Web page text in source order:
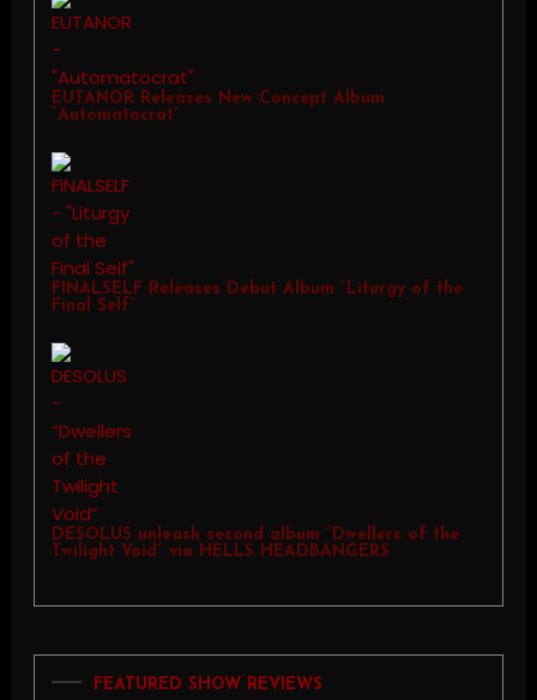
EUTANOR Releases New Concept Album
“Automatocrat”
FINALSELF Releases Debut Album “Liturgy of the
Final Self”
DESOLUS unleash second album “Dwellers of the
Twilight Void” via HELLS HEADBANGERS
FEATURED SHOW REVIEWS